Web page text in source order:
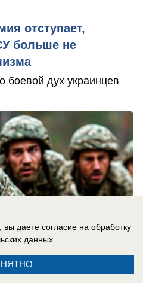
отступает,
больше не
боевой дух украинцев
даете согласие на обработку
данных.